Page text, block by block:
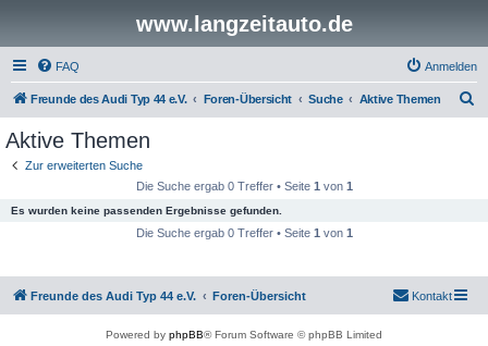
www.langzeitauto.de
FAQ Anmelden
Freunde des Audi Typ 44 e.V. Foren-Übersicht Suche Aktive Themen
Aktive Themen
Zur erweiterten Suche
Die Suche ergab 0 Treffer • Seite 1 von 1
Es wurden keine passenden Ergebnisse gefunden.
Die Suche ergab 0 Treffer • Seite 1 von 1
Freunde des Audi Typ 44 e.V. Foren-Übersicht Kontakt
Powered by phpBB® Forum Software © phpBB Limited